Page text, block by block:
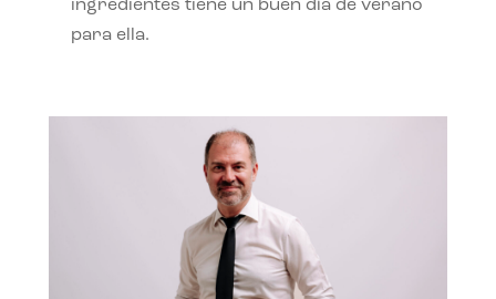
ingredientes tiene un buen día de verano
para ella.